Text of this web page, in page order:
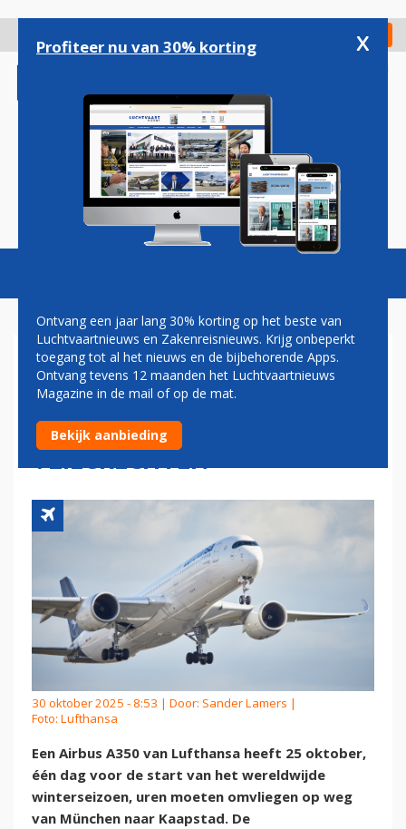
gaan
Check in
Magazine Podcasts Vacatures
LUFTHANSA A350 MOET
OMVLIEGEN NAAR KAAPSTAD
DOOR ONTBREKENDE
VLIEGRECHTEN
30 oktober 2025 - 8:53 | Door: Sander Lamers |
Foto: Lufthansa
Een Airbus A350 van Lufthansa heeft 25 oktober,
één dag voor de start van het wereldwijde
winterseizoen, uren moeten omvliegen op weg
van München naar Kaapstad. De
Profiteer nu van 30% korting x
Ontvang een jaar lang 30% korting op het beste van
Luchtvaartnieuws en Zakenreisnieuws. Krijg onbeperkt
toegang tot al het nieuws en de bijbehorende Apps.
Ontvang tevens 12 maanden het Luchtvaartnieuws
Magazine in de mail of op de mat.
Bekijk aanbieding